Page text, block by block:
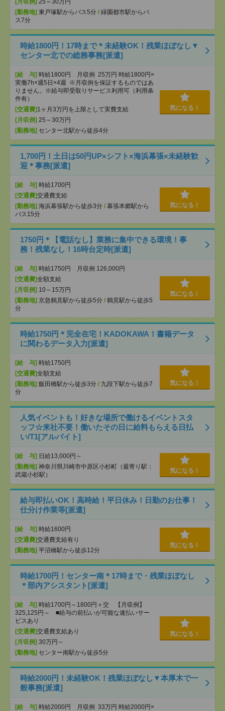
[月収例]
25～30万円
[勤務地] 東戸塚駅からバス5分 / 緑園都市駅からバ
ス7分
時給1800円！17時まで＊未経験OK！残業ほぼなし▼
センター北での総務事務[派遣]
[給 与] 時給1800円 月収例 25万円 時給1800円×
実働7h×週5日×4週 ※月収例を保証するものではあ
りません。※給与即受取りサービス利用可（利用条
件有）
[交通費] 1ヶ月3万円を上限として実費支給
[月収例] 25～30万円
[勤務地] センター北駅から徒歩4分
気になる！
1,700円！土日は50円UP×シフト×海浜幕張×未経験歓
迎＊事務[派遣]
[給 与] 時給1700円
[交通費]交通費支給
[勤務地] 海浜幕張駅から徒歩3分 / 幕張本郷駅から
バス15分
気になる！
1750円＊【電話なし】業務に集中できる環境！事
務！残業なし！16時台定時[派遣]
[給 与] 時給1750円 月収例 126,000円
[交通費]全額支給
[月収例] 10～15万円
[勤務地] 京急鶴見駅から徒歩5分 / 鶴見駅から徒歩5
分
気になる！
時給1750円＊完全在宅！KADOKAWA！書籍データ
に関わるデータ入力[派遣]
[給 与] 時給1750円
[交通費]全額支給
[勤務地] 飯田橋駅から徒歩3分 / 九段下駅から徒歩7
分
気になる！
人気イベントも！好きな場所で働けるイベントスタ
ッフ☆来社不要！働いたその日に給料もらえる日払
い/T1[アルバイト]
[給 与] 日給13,000円～
[勤務地] 神奈川県川崎市中原区小杉町（最寄り駅：
武蔵小杉駅）
気になる！
給与即払いOK！高時給！平日休み！日勤のお仕事！
仕分け作業等[派遣]
[給 与] 時給1600円
[交通費]交通費支給有り
[勤務地] 平沼橋駅から徒歩12分
気になる！
時給1700円！センター南＊17時まで・残業ほぼなし
＊部内アシスタント[派遣]
[給 与] 時給1700円～1800円＋交 【月収例】
325,125円～ ■給与の前払いが可能な速払いサー
ビスあり
[交通費]交通費支給あり
[月収例] 30万円～
[勤務地] センター南駅から徒歩5分
気になる！
時給2000円！未経験OK！残業ほぼなし▼本厚木で一
般事務[派遣]
[給 与] 時給2000円 月収例 33万円 時給2000円×